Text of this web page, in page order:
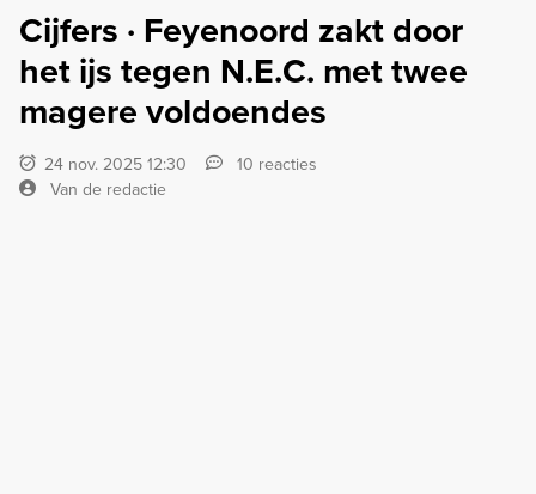
Cijfers · Feyenoord zakt door
het ijs tegen N.E.C. met twee
magere voldoendes
24 nov. 2025 12:30
10 reacties
Van de redactie